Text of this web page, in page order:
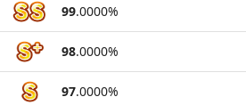
99.0000%
98.0000%
97.0000%